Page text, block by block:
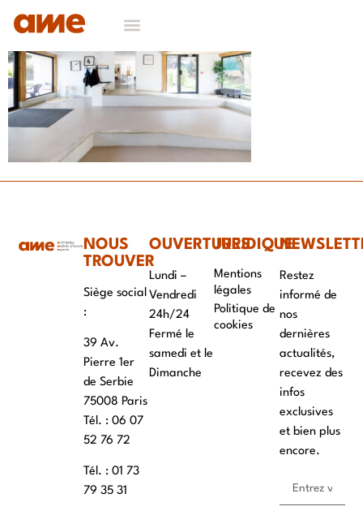
NOUS
TROUVER
Siège social
:
39 Av.
Pierre 1er
de Serbie
75008 Paris
Tél. : ‭06 07
52 76 72
Tél. : 01 73
79 35 31
OUVERTURES
Lundi –
Vendredi
24h/24
Fermé le
samedi et le
Dimanche
JURIDIQUE
Mentions
légales
Politique de
cookies
Restez
informé de
nos
dernières
actualités,
recevez des
infos
exclusives
et bien plus
encore.